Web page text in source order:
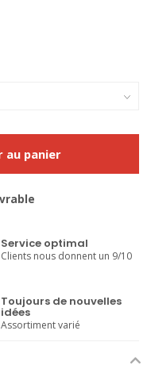
au panier
Service optimal
Clients nous donnent un 9/10
Toujours de nouvelles
idées
Assortiment varié